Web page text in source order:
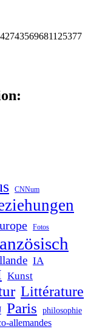
CNNum
Fotos
IA
Kunst
Littérature
Paris philosophie
allemandes